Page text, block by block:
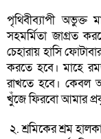
পৃথিবীব্যাপী অভুক্ত
সহমর্মিতা জাগ্রত
চেহারায় হাসি
করতে হবে। মাহে
রাখতে হবে। কেবল
খুঁজে ফিরবো আমার
২. শ্রমিকের শ্রম